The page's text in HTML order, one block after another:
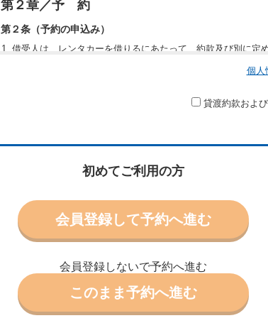
第２章／予 約
第２条（予約の申込み）
借受人は、レンタカーを借りるにあたって、約款及び別に
予約の申込みを行うことができます。なお、当社は、電話
当社は、借受人から予約の申込みがあったときは、原則と
第４条（予約の取消し等）
借受人は、別に定める方法により予約を取り消すことができ
借受人が、借受人の都合により予約した借受開始時刻を１
結手続きに着手しなかったときは、予約が取り消されたもの
前２項の場合、借受人は、別に定めるところにより予約取
ったときは、受領済の予約申込金を借受人に返還するものとし
当社の都合により、予約が取り消されたとき、又は貸渡契
ます。
事故、盗難、不返還、リコール、天災その他の借受人若し
きは、予約は取り消されたものとします。この場合、当社は
個人
貸渡約款およ
初めてご利用の方
会員登録して予約へ進む
会員登録しないで予約へ進む
このまま予約へ進む